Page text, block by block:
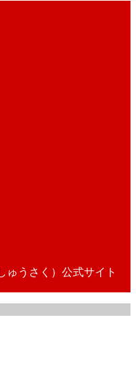
ゅうさく）公式サイト